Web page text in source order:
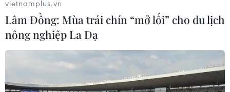
Gần 90.000 thí sinh đến từ 61 tỉnh, thành đã tham dự Kỳ thi
Đánh giá năng lực Đại học Quốc gia Thành phố Hồ Chí Minh
đợt 1, năm 2023. (Ảnh: Thu Hoài/TTXVN)
Năm 2023, kỳ thi được tổ chức ở 21 địa phương
vietnamplus.vn
Lâm Đồng: Mùa trái chín “mở lối” cho du lịch
nông nghiệp La Dạ